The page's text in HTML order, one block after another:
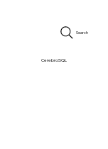
CerebroSQL
Search